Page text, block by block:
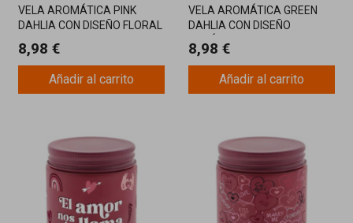
VELA AROMÁTICA PINK
DAHLIA CON DISEÑO FLORAL
8,98 €
Añadir al carrito
VELA AROMÁTICA GREEN
DAHLIA CON DISEÑO
NATURAL
8,98 €
Añadir al carrito